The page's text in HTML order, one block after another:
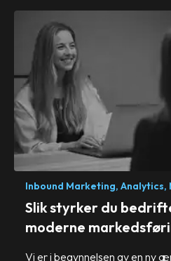
Inbound Marketing, Analytics,
Slik styrker du
moderne
Vi er i begynnelsen av en ny